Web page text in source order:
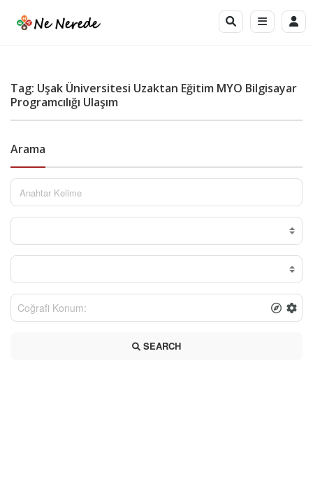
Tag: Uşak Üniversitesi Uzaktan Eğitim MYO Bilgisayar
Programcılığı Ulaşım
Arama
SEARCH